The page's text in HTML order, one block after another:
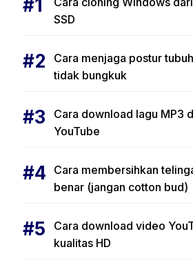
SSD
Cara menjaga postur
tidak bungkuk
Cara download lagu MP3
YouTube
Cara membersihkan
benar (jangan cotton bud)
Cara download video
kualitas HD